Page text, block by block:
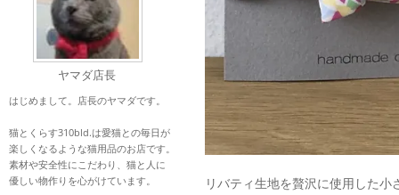
リバティ生地を贅沢に使用した
ヤマダ店長
はじめまして。店長のヤマダです。
猫とくらす310bld.は愛猫との毎日が
楽しくなるような猫用品のお店です。
素材や安全性にこだわり、猫と人に
優しい物作りを心がけています。